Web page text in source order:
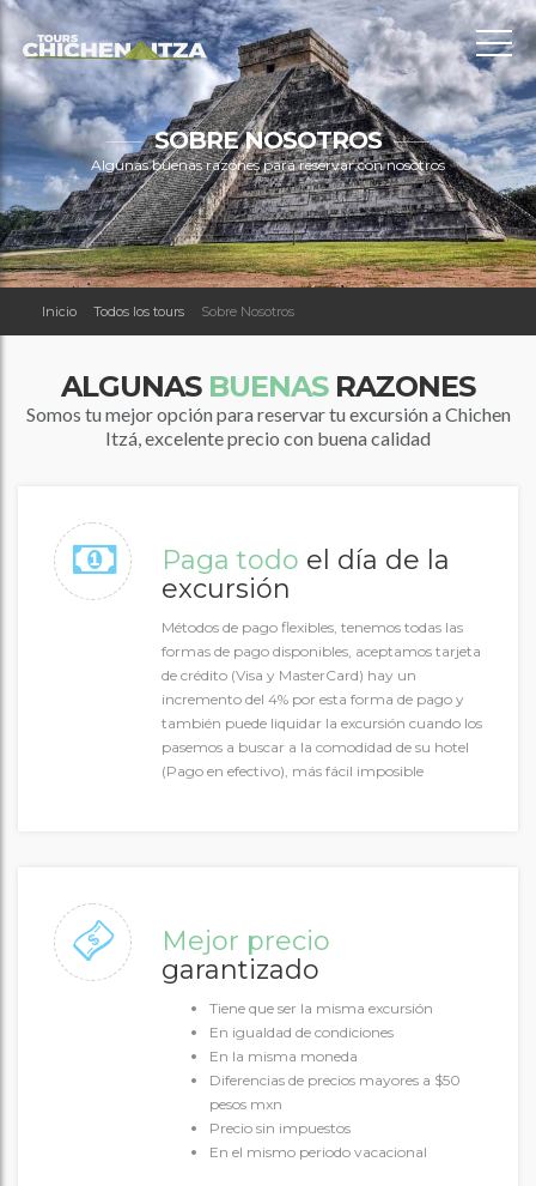
SOBRE NOSOTROS
Algunas buenas razones para reservar con nosotros
Inicio Todos los tours Sobre Nosotros
ALGUNAS BUENAS RAZONES
Somos tu mejor opción para reservar tu excursión a Chichen
Itzá, excelente precio con buena calidad
Paga todo el día de la
excursión
Métodos de pago flexibles, tenemos todas las
formas de pago disponibles, aceptamos tarjeta
de crédito (Visa y MasterCard) hay un
incremento del 4% por esta forma de pago y
también puede liquidar la excursión cuando los
pasemos a buscar a la comodidad de su hotel
(Pago en efectivo), más fácil imposible
Mejor precio
garantizado
Tiene que ser la misma excursión
En igualdad de condiciones
En la misma moneda
Diferencias de precios mayores a $50
pesos mxn
Precio sin impuestos
En el mismo periodo vacacional